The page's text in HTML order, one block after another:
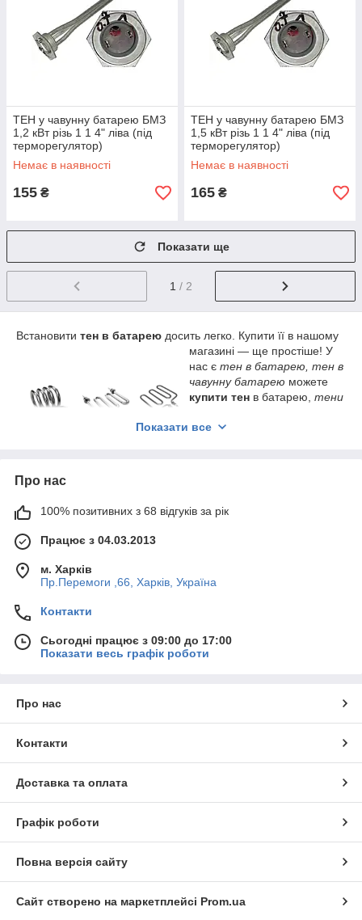
ТЕН у чавунну батарею БМЗ
1,2 кВт різь 1 1 4" ліва (під
терморегулятор)
Немає в наявності
155 ₴
ТЕН у чавунну батарею БМЗ
1,5 кВт різь 1 1 4" ліва (під
терморегулятор)
Немає в наявності
165 ₴
Показати ще
1 / 2
Встановити тен в батарею досить легко. Купити її в нашому
магазині ― ще простіше! У
нас є тен в батарею, тен в
чавунну батарею можете
купити тен в батарею, тени
тен в батарею опалення,
Показати все
Про нас
100% позитивних з 68 відгуків за рік
Працює з 04.03.2013
м. Харків
Пр.Перемоги ,66, Харків, Україна
Контакти
Сьогодні працює з 09:00 до 17:00
Показати весь графік роботи
Про нас
Контакти
Доставка та оплата
Графік роботи
Повна версія сайту
Сайт створено на маркетплейсі Prom.ua